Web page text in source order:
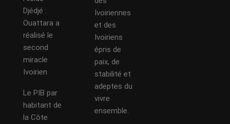
Djédjé :
Ouattara a
réalisé le
second
miracle
Ivoirien
Le PIB par
habitant de
la Côte
Ivoiriennes
et des
Ivoiriens
épris de
paix, de
stabilité et
adeptes du
vivre
ensemble.